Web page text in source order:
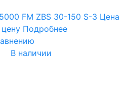
FM ZBS 30-150 S-3 Цена
Подробнее
В наличии